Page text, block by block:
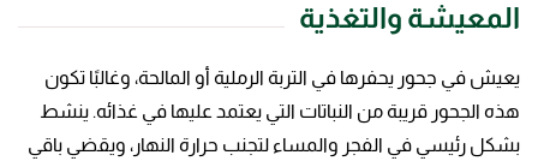
المعيشة والتغذية
يعيش في جحور يحفرها في التربة الرملية أو المالحة، وغالبًا تكون
هذه الجحور قريبة من النباتات التي يعتمد عليها في غذائه. ينشط
بشكل رئيسي في الفجر والمساء لتجنب حرارة النهار، ويقضي باقي